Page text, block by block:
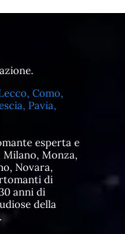
Como,
Pavia,
esperta e
Monza,
Novara,
di
anni di
della